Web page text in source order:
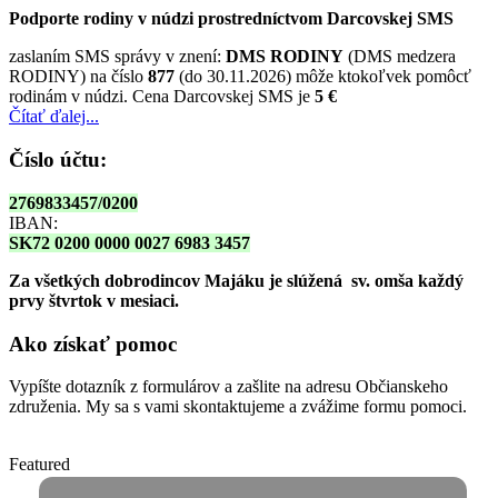
Podporte rodiny v núdzi prostredníctvom Darcovskej SMS
zaslaním SMS správy v znení: DMS RODINY (DMS medzera
RODINY) na číslo 877 (do 30.11.2026) môže ktokoľvek pomôcť
rodinám v núdzi. Cena Darcovskej SMS je 5 €
Čítať ďalej...
Číslo účtu:
2769833457/0200
IBAN:
SK72 0200 0000 0027 6983 3457
Za všetkých dobrodincov Majáku je slúžená sv. omša každý
prvy štvrtok v mesiaci.
Ako získať pomoc
Vypíšte dotazník z formulárov a zašlite na adresu Občianskeho
združenia. My sa s vami skontaktujeme a zvážime formu pomoci.
Featured